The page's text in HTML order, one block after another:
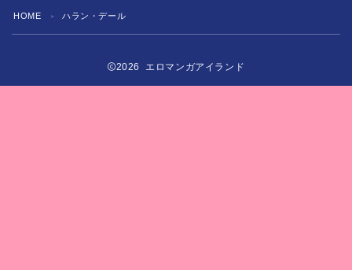
HOME ＞ ハラン・デール
2026 エロマンガアイランド